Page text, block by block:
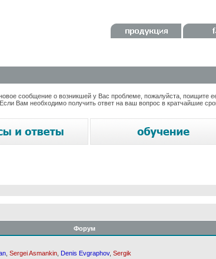
сообщение о возникшей у Вас проблеме, пожалуйста, поищите
Вам необходимо получить ответ на ваш вопрос в кратчайшие
Форум
Sergei Asmankin Denis Evgraphov, Sergik